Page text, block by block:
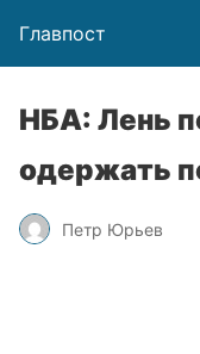
Главпост
НБА: Лень
одержать
Петр Юрьев